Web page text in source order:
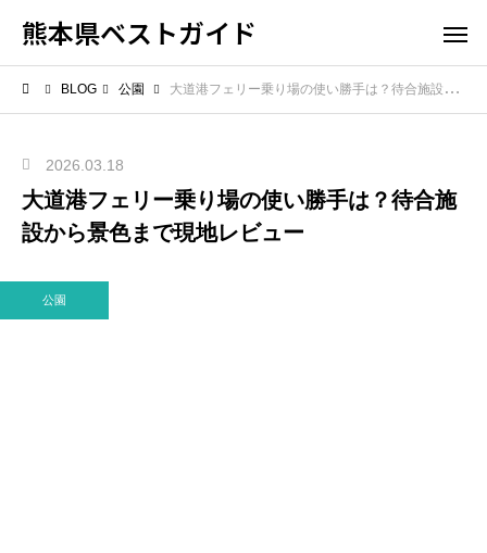
熊本県ベストガイド
BLOG 公園 大道港フェリー乗り場の使い勝手は？待合施設から景色まで現地レビュー
2026.03.18
大道港フェリー乗り場の使い勝手は？待合施
設から景色まで現地レビュー
公園